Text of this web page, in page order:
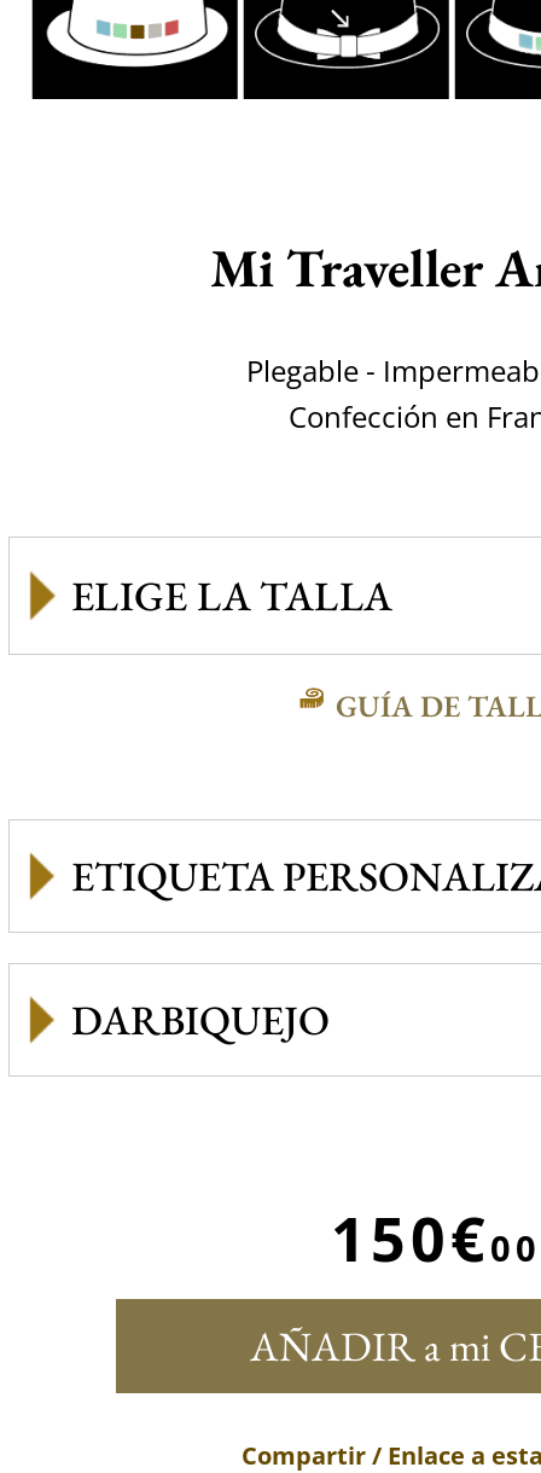
Mi Traveller
Plegable -
Confección en
GUÍA DE
ETIQUETA
DARBIQUEJO
150€00
AÑADIR a mi
Compartir / Enlace a